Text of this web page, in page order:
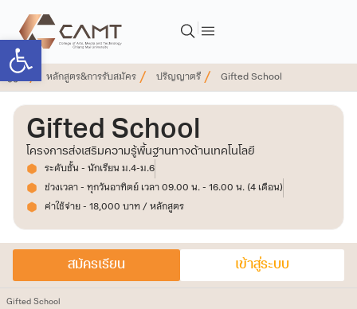
Open toolbar
หลักสูตร&การรับสมัคร ปริญญาตรี Gifted School
Gifted School
โครงการส่งเสริมความรู้พื้นฐานทางด้านเทคโนโลยี
ระดับชั้น - นักเรียน ม.4-ม.6
ช่วงเวลา - ทุกวันอาทิตย์ เวลา 09.00 น. - 16.00 น. (4 เดือน)
ค่าใช้จ่าย - 18,000 บาท / หลักสูตร
สมัครเรียน เข้าสู่ระบบ
Gifted School